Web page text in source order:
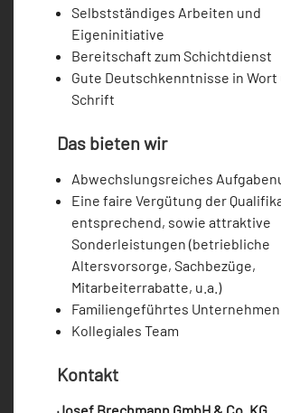
Selbstständiges Arbeiten und
Eigeninitiative
Bereitschaft zum Schichtdienst
Gute Deutschkenntnisse in Wort
Schrift
Das bieten wir
Abwechslungsreiches
Eine faire Vergütung der
entsprechend, sowie attraktive
Sonderleistungen (betriebliche
Altersvorsorge, Sachbezüge,
Mitarbeiterrabatte, u.a.)
Familiengeführtes Unternehmen
Kollegiales Team
Kontakt
Josef Brechmann GmbH & Co. KG